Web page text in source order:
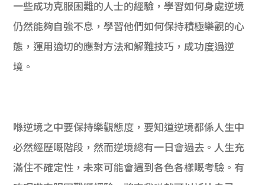
一些成功克服困難的人士的經驗，學習如何身處逆境
仍然能夠自強不息，學習他們如何保持積極樂觀的心
態，運用適切的應對方法和解難技巧，成功度過逆
境。
喺逆境之中要保持樂觀態度，要知道逆境都係人生中
必然經歷嘅階段，然而逆境總有一日會過去。人生充
滿住不確定性，未來可能會遇到各色各樣嘅考驗。有